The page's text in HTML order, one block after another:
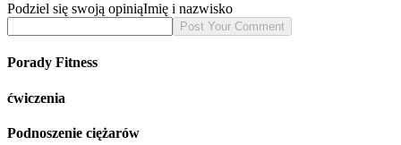
Podziel się swoją opiniąImię i nazwisko
Porady Fitness
ćwiczenia
Podnoszenie ciężarów